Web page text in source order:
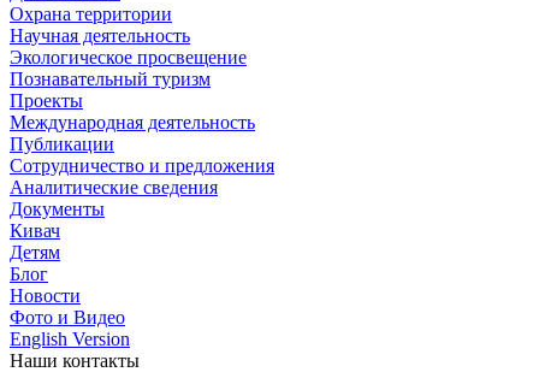
Охрана территории
Научная деятельность
Экологическое просвещение
Познавательный туризм
Проекты
Международная деятельность
Публикации
Сотрудничество и предложения
Аналитические сведения
Документы
Кивач
Детям
Блог
Новости
Фото и Видео
English Version
Наши контакты